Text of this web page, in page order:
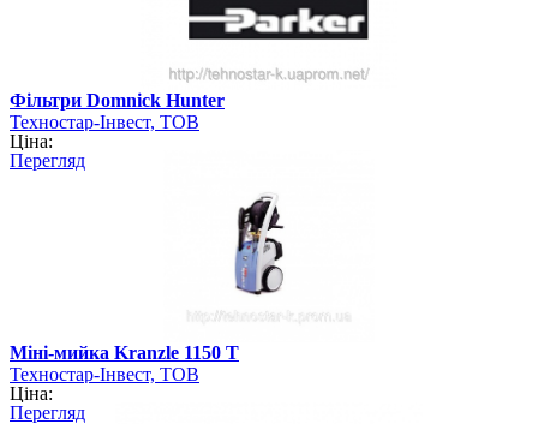
Фільтри Domnick Hunter
Техностар-Інвест, ТОВ
Ціна:
Перегляд
Міні-мийка Kranzle 1150 T
Техностар-Інвест, ТОВ
Ціна:
Перегляд